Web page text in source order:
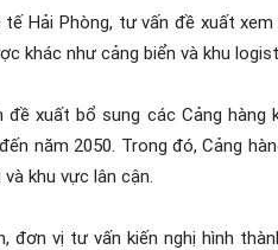
Hải Phòng, tư vấn đề xuất
khác như cảng biển và khu
xuất bổ sung các Cảng
năm 2050. Trong đó, Cảng
khu vực lân cận.
đơn vị tư vấn kiến nghị hình